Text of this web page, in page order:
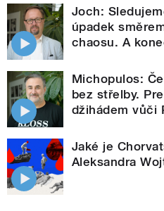
Joch:
úpadek
chaosu. A
Michopulos:
bez střelby.
džihádem vůči
Jaké je
Aleksandra